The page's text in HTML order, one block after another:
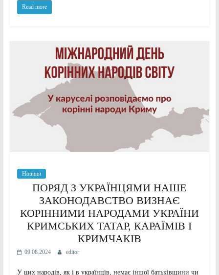
Read more
Новини
ПОРЯД З УКРАЇНЦЯМИ НАШЕ
ЗАКОНОДАВСТВО ВИЗНАЄ
КОРІННИМИ НАРОДАМИ УКРАЇНИ
КРИМСЬКИХ ТАТАР, КАРАЇМІВ І
КРИМЧАКІВ
09.08.2024 editor
У цих народів, як і в українців, немає іншої батьківщини чи